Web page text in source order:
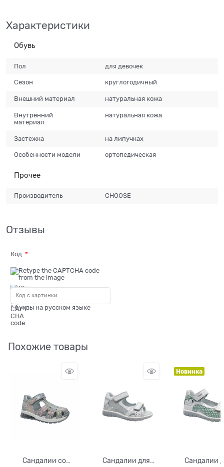
Характеристики
Обувь
Пол для девочек
Сезон круглогодичный
Внешний материал натуральная кожа
Внутренний
материал
натуральная кожа
Застежка на липучках
Особенности модели ортопедическая
Прочее
Производитель CHOOSE
Отзывы
Код
* буквы на русском языке
Похожие товары
Сандалии со
Сандалии для
Новинка
Сандалии